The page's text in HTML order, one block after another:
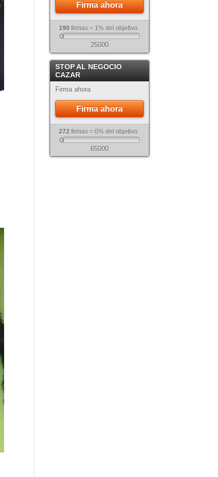
Firma ahora
190 firmas = 1% del objetivo
0
25000
STOP AL NEGOCIO
CAZAR
Firma ahora
Firma ahora
272 firmas = 0% del objetivo
0
65000